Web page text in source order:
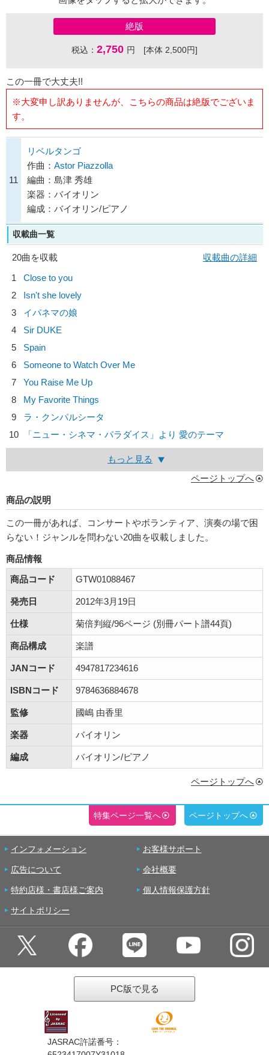
絶版
税込： 2,750 円 [本体 2,500円]
この一冊で大丈夫!!
※大変申し訳ありませんが、こちらの商品は絶版でございま
す。
11
リベルタンゴ
作曲： Astor Piazzolla
編曲：島津 秀雄
楽器：バイオリン
編成：バイオリン/ピアノ
収載曲一覧
20曲を収載
収載曲の詳細
1
Close to you
2
Isn't she lovely
3
イパネマの娘
4
Sir DUKE
5
Spain
6
Someone to Watch Over Me
7
You Raise Me Up
8
My Favorite Things
9
ラ・クンパルシータ
10
「ニュー・シネマ・パラダイス」より 愛のテーマ
もっと見る
ページトップへ
商品の説明
この一冊があれば、コンサートやボランティア、演奏の場で困
らない！ジャンルを問わない20曲を収載しました。
商品情報
商品コード
GTW01088467
発売日 2012年3月19日
仕様 菊倍判縦/96ページ (別冊パート譜44頁)
商品構成 楽譜
JANコード 4947817234616
ISBNコード 9784636884678
監修 國嶋 由香里
楽器 バイオリン
編成 バイオリン/ピアノ
ページトップへ
特集ページ一覧へ ページトップへ
インフォメーション お客様サポート
広告について 会社概要
特約店様・書店様ご案内 個人情報保護方針
サイトポリシー
PC版で見る
JASRAC許諾番号：